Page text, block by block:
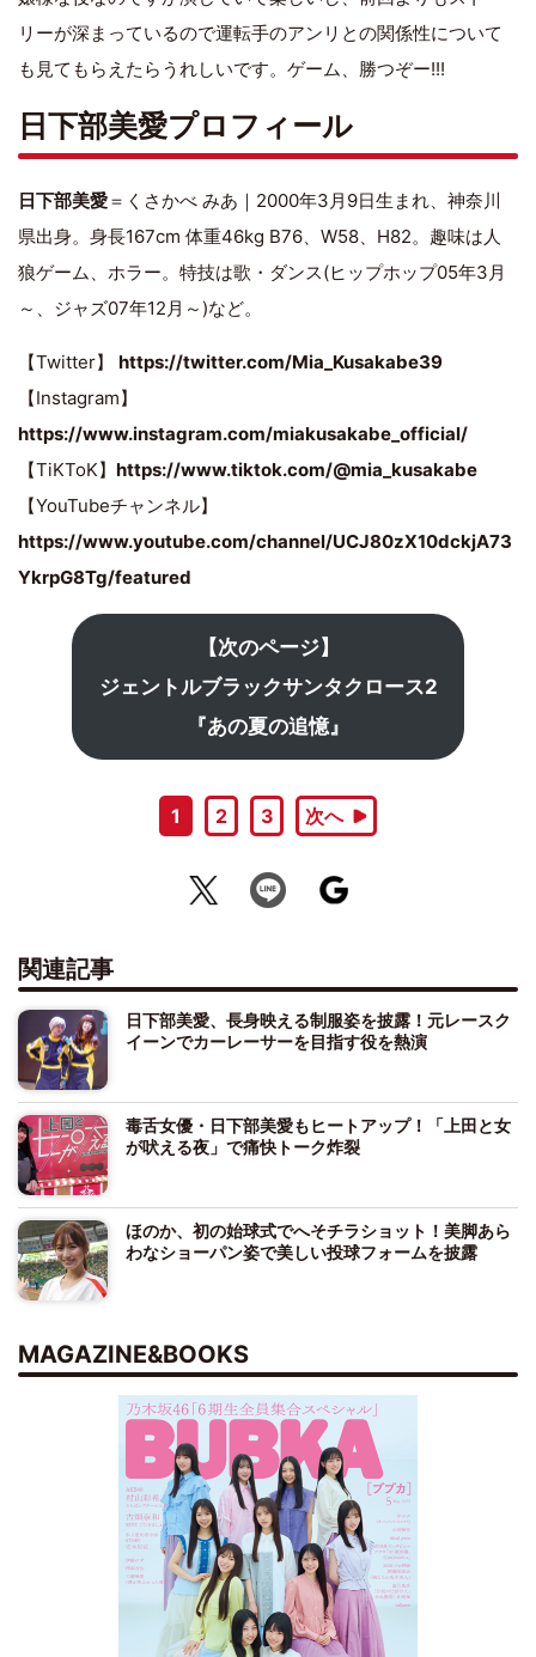
リーが深まっているので運転手のアンリとの関係性について
も見てもらえたらうれしいです。ゲーム、勝つぞー!!!
日下部美愛プロフィール
日下部美愛＝くさかべ みあ｜2000年3月9日生まれ、神奈川
県出身。身長167cm 体重46kg B76、W58、H82。趣味は人
狼ゲーム、ホラー。特技は歌・ダンス(ヒップホップ05年3月
～、ジャズ07年12月～)など。
【Twitter】 https://twitter.com/Mia_Kusakabe39
【Instagram】
https://www.instagram.com/miakusakabe_official/
【TiKToK】 https://www.tiktok.com/@mia_kusakabe
【YouTubeチャンネル】
https://www.youtube.com/channel/UCJ80zX10dckjA73
YkrpG8Tg/featured
【次のページ】
ジェントルブラックサンタクロース2
『あの夏の追憶』
1 2 3 次へ
関連記事
日下部美愛、長身映える制服姿を披露！元レースク
イーンでカーレーサーを目指す役を熱演
毒舌女優・日下部美愛もヒートアップ！「上田と女
が吠える夜」で痛快トーク炸裂
ほのか、初の始球式でへそチラショット！美脚あら
わなショーパン姿で美しい投球フォームを披露
MAGAZINE&BOOKS